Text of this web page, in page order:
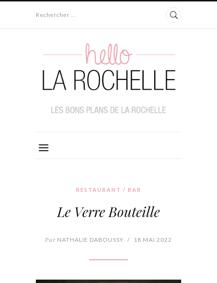
Rechercher ...
RESTAURANT / BAR
Le Verre Bouteille
Par NATHALIE DABOUSSY / 18 MAI 2022